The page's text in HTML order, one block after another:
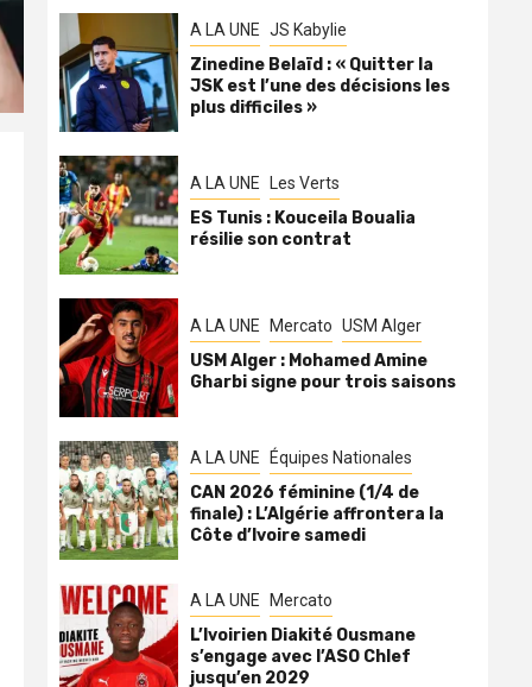
A LA UNE JS Kabylie
Zinedine Belaïd : « Quitter la
JSK est l’une des décisions les
plus difficiles »
A LA UNE Les Verts
ES Tunis : Kouceila Boualia
résilie son contrat
A LA UNE Mercato USM Alger
USM Alger : Mohamed Amine
Gharbi signe pour trois saisons
A LA UNE Équipes Nationales
CAN 2026 féminine (1/4 de
finale) : L’Algérie affrontera la
Côte d’Ivoire samedi
A LA UNE Mercato
L’Ivoirien Diakité Ousmane
s’engage avec l’ASO Chlef
jusqu’en 2029